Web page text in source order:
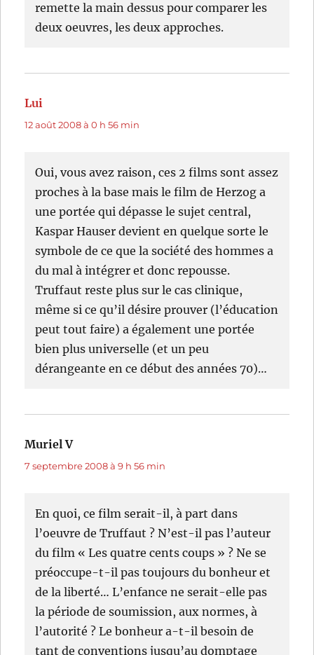
remette la main dessus pour comparer les
deux oeuvres, les deux approches.
Lui
12 août 2008 à 0 h 56 min
Oui, vous avez raison, ces 2 films sont assez
proches à la base mais le film de Herzog a
une portée qui dépasse le sujet central,
Kaspar Hauser devient en quelque sorte le
symbole de ce que la société des hommes a
du mal à intégrer et donc repousse.
Truffaut reste plus sur le cas clinique,
même si ce qu’il désire prouver (l’éducation
peut tout faire) a également une portée
bien plus universelle (et un peu
dérangeante en ce début des années 70)…
Muriel Vdit :
7 septembre 2008 à 9 h 56 min
En quoi, ce film serait-il, à part dans
l’oeuvre de Truffaut ? N’est-il pas l’auteur
du film « Les quatre cents coups » ? Ne se
préoccupe-t-il pas toujours du bonheur et
de la liberté… L’enfance ne serait-elle pas
la période de soumission, aux normes, à
l’autorité ? Le bonheur a-t-il besoin de
tant de conventions jusqu’au domptage